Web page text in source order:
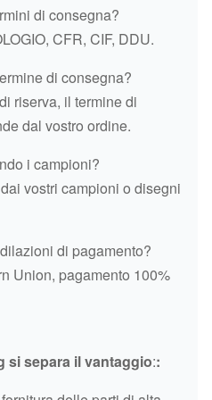
894427-1460
4464275
4643580
TUBO ZAX200
DENTRO
di consegna?
CFR, CIF, DDU.
di consegna?
riserva, il termine di
dal vostro ordine.
i campioni?
vostri campioni o disegni
di pagamento?
Union, pagamento 100%
si separa il vantaggio::